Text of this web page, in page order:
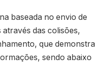
baseada no envio de
das colisões,
que demonstra
sendo abaixo